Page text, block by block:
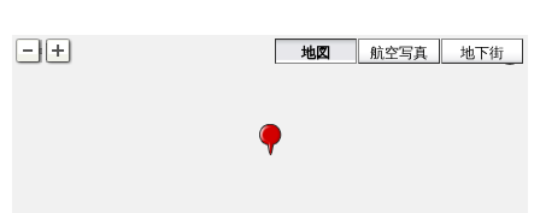
地図 航空写真 地下街